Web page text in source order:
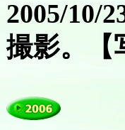
2005/10/
撮影。【